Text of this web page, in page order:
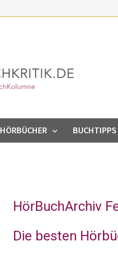
HÖRBÜCHER BUCHTIPPS
HörBuchArchiv
Die besten